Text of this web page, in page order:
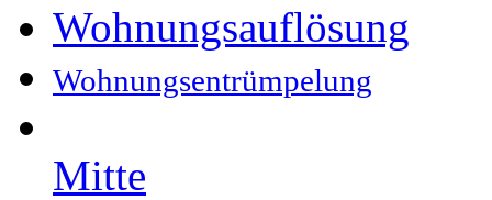
Wohnungsauflösung
Wohnungsentrümpelung
Mitte